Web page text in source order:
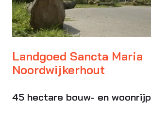
Landgoed Sancta Maria
Noordwijkerhout
45 hectare bouw- en woonrijp